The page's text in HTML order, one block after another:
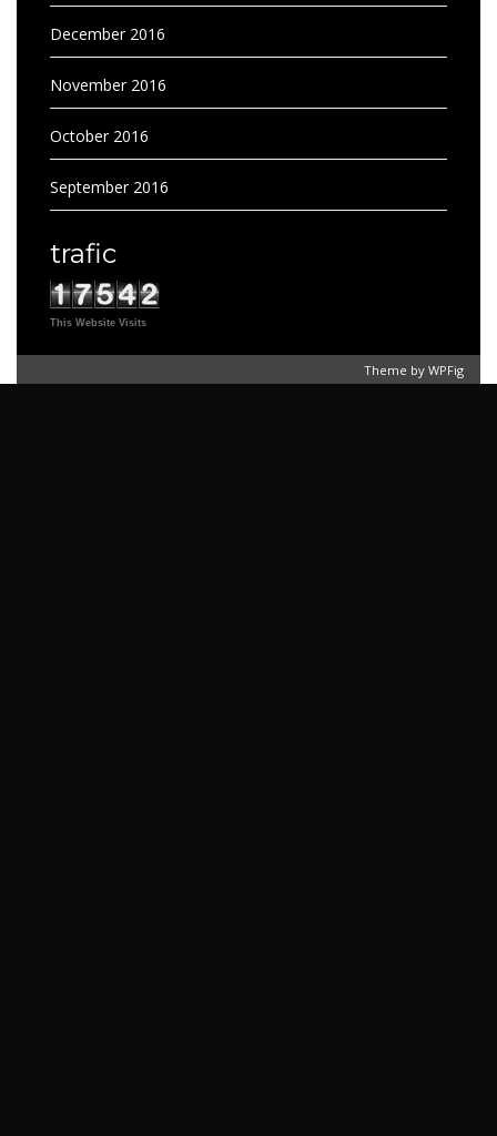
December 2016
November 2016
October 2016
September 2016
trafic
This Website Visits
Theme by WPFig